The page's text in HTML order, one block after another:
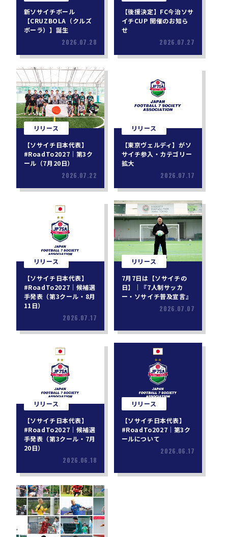
新ソサイチボール
【CRUZBOLA（クルズ
ボーラ）】誕生
2026.07.28
【後援決定】FC今治ソサ
イチCUP 開催のお知ら
せ
2026.07.27
リリース
【ソサイチ日本代表】
#RoadTo2027｜第3ク
ール（7月20日）
2026.07.22
リリース
【東京ヴェルディ】がソ
サイチ参入・カテゴリー
拡大
2026.07.17
リリース
【ソサイチ日本代表】
#RoadTo2027｜候補選
手発表（第3クール・8月
11日）
2026.07.17
リリース
7月7日は【ソサイチの
日】｜『7人制サッカ
ー・ソサイチ普及宣言』
2026.07.07
リリース
【ソサイチ日本代表】
#RoadTo2027｜候補選
手発表（第3クール・7月
20日）
2026.06.18
リリース
【ソサイチ日本代表】
#RoadTo2027｜第3ク
ールについて
2026.06.17